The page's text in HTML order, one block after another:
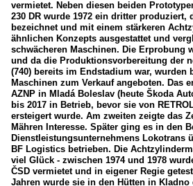
vermietet. Neben diesen beiden
230 DR wurde 1972 ein dritter produziert,
bezeichnet und mit einem stärkeren
ähnlichen Konzepts ausgestattet und
schwächeren Maschinen. Die Erprobung
und da die Produktionsvorbereitung der
(740) bereits im Endstadium war, wurden
Maschinen zum Verkauf angeboten. Das
AZNP in Mladá Boleslav (heute Škoda
bis 2017 in Betrieb, bevor sie von
ersteigert wurde. Am zweiten zeigte das
Mähren Interesse. Später ging es in den
Dienstleistungsunternehmens Lokotrans
BF Logistics betrieben. Die
viel Glück - zwischen 1974 und 1978
ČSD vermietet und in eigener Regie
Jahren wurde sie in den Hütten in Kladno